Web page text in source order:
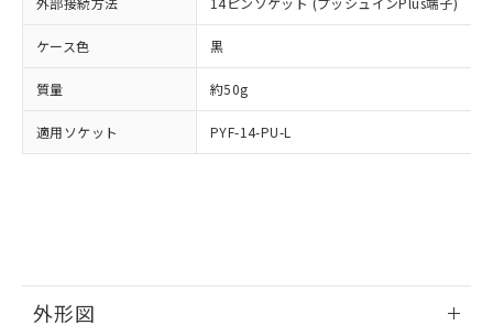
ケース色 黒
質量 約50g
適用ソケット PYF-14-PU-L
外形図
販売ネットワーク
」をご確認
在庫状況および標準価格結果を当社の
事前の承諾なく第三者に漏洩または開
示しないようお願いします。
マイパーツ機能（部品リスト作成サー
※2 対応予定月
部品在庫の切り替え状況などにより、予定
月が前後することがあります。
下記の非含有証明書をダウンロードするこ
とができます。
※2 環境保護使用期限
「ｅ」：有害物質（10物質）のすべてが基
準値以下であることを示します。
「10」：通常の使用状況下において有害物
質が外部に漏えいし、環境に深刻な影響を
武器並びにこれらの製造装置等に一切
使用いたしません。
当社は、貴社製品を第三者に販売する
場合は、上記1、2および3の内容を当
該第三者に通知します。また当社は、
販売先および販売に係わる関係者が違
法に輸出するおそれがある場合は、取
いては、お客様のお取引先、ま
たはお客様担当のオムロン制御
機器販売店・当社販売員にご確
認ください)
空
受注生産機種、また在庫状況の